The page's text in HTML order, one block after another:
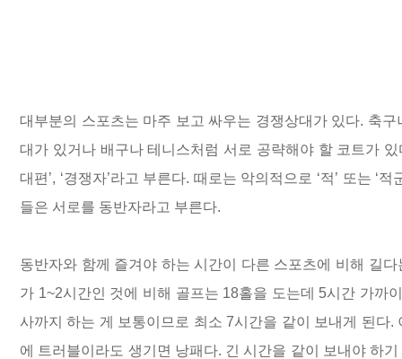
대부분의 스포츠는 마주 보고 싸우는 경쟁상대가 있다. 축
대가 있거나 배구나 테니스처럼 서로 공략해야 할 코트가
대편’, ‘경쟁자’라고 부른다. 때로는 악의적으로 ‘적’ 또는 ‘
들은 서로를 동반자라고 부른다.
동반자와 함께 즐겨야 하는 시간이 다른 스포츠에 비해 길
가 1~2시간인 것에 비해 골프는 18홀을 도는데 5시간 가까
사까지 하는 게 보통이므로 최소 7시간을 같이 보내게 된다
에 트러블이라도 생기면 낭패다. 긴 시간을 같이 보내야 하